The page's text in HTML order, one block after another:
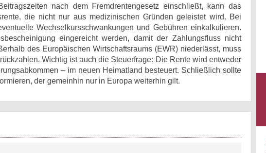
nach dem Fremdrentengesetz einschließt, kann das
die nicht nur aus medizinischen Gründen geleistet wird. Bei
Wechselkursschwankungen und Gebühren einkalkulieren.
eingereicht werden, damit der Zahlungsfluss nicht
des Europäischen Wirtschaftsraums (EWR) niederlässt, muss
Wichtig ist auch die Steuerfrage: Die Rente wird entweder
– im neuen Heimatland besteuert. Schließlich sollte
der gemeinhin nur in Europa weiterhin gilt.